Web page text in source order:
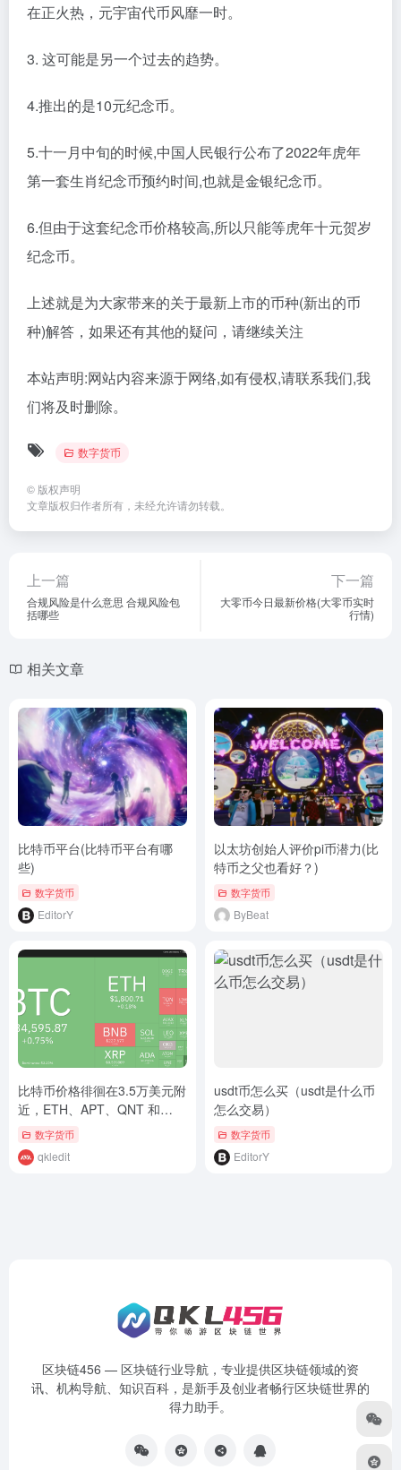
在正火热，元宇宙代币风靡一时。
3. 这可能是另一个过去的趋势。
4.推出的是10元纪念币。
5.十一月中旬的时候,中国人民银行公布了2022年虎年
第一套生肖纪念币预约时间,也就是金银纪念币。
6.但由于这套纪念币价格较高,所以只能等虎年十元贺岁
纪念币。
上述就是为大家带来的关于最新上市的币种(新出的币
种)解答，如果还有其他的疑问，请继续关注
本站声明:网站内容来源于网络,如有侵权,请联系我们,我
们将及时删除。
数字货币
© 版权声明
文章版权归作者所有，未经允许请勿转载。
上一篇
合规风险是什么意思 合规风险包
括哪些
下一篇
大零币今日最新价格(大零币实时
行情)
相关文章
比特币平台(比特币平台有哪
些)
数字货币
EditorY
以太坊创始人评价pi币潜力(比
特币之父也看好？)
数字货币
ByBeat
比特币价格徘徊在3.5万美元附
近，ETH、APT、QNT 和
RUNE 转为看涨，
数字货币
qkledit
usdt币怎么买（usdt是什么币
怎么交易）
数字货币
EditorY
区块链456 — 区块链行业导航，专业提供区块链领域的资
讯、机构导航、知识百科，是新手及创业者畅行区块链世界的
得力助手。